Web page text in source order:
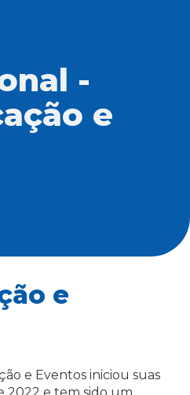
-
e
e
e Eventos iniciou suas